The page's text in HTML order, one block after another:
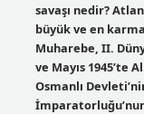
savaşı nedir?
büyük ve en
Muharebe, II.
ve Mayıs 1945’te
Osmanlı